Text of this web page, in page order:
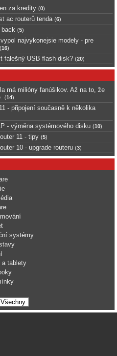
za kredity (0)
ac routerů tenda (6)
back (5)
najvykonejsie modely - pre
(16)
falešný USB flash disk? (20)
má milióny fanúšikov. Až na to, že
(14)
- připojení současně k několika
- výměna systémového disku (10)
11 - tipy (5)
10 - upgrade routeru (3)
systémy
a tablety